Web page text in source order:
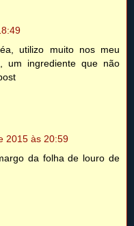
utilizo muito nos meu
um ingrediente que não
2015 às 20:59
da folha de louro de